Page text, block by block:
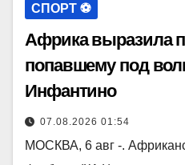
СПОРТ ⚽️
Африка выразила
попавшему под
Инфантино
07.08.2026 01:54
МОСКВА, 6 авг -.